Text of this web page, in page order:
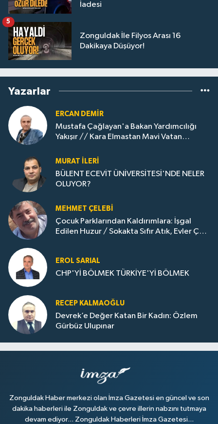
İadesi
Zonguldak İle Filyos Arası 16
Dakikaya Düşüyor!
5
Yazarlar
ERCAN DEMIR
Mustafa Çağlayan'a Bakan Yardımcılığı
Yakışır // ​Kara Elmastan Mavi Vatan
MURAT İLERI
BÜLENT ECEVİT ÜNİVERSİTESİ'NDE NELER
OLUYOR?
MEHMET ÇELEBI
Çocuk Parklarından Kaldırımlara: İşgal
Edilen Huzur / Sokakta Sıfır Atık, Evler Çöp
EROL SARIAL
CHP'Yİ BÖLMEK TÜRKİYE'Yİ BÖLMEK
RECEP KALMAOĞLU
Devrek’e Değer Katan Bir Kadın: Özlem
Gürbüz Ulupınar
Zonguldak Haber merkezi olan İmza Gazetesi en güncel ve son
dakika haberleri ile Zonguldak ve çevre illerin nabzını tutmaya
devam ediyor... Zonguldak Haberleri İmza Gazetesi...